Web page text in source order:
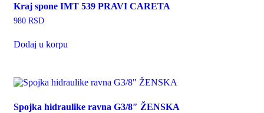
Kraj spone IMT 539 PRAVI CARETA
980 RSD
Dodaj u korpu
Spojka hidraulike ravna G3/8″ ŽENSKA